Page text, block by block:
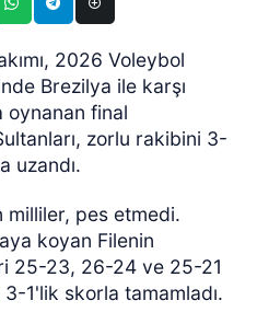
2026 Voleybol
Brezilya ile karşı
oynanan final
zorlu rakibini 3-
uzandı.
pes etmedi.
koyan Filenin
25-23, 26-24 ve 25-21
3-1'lik skorla tamamladı.